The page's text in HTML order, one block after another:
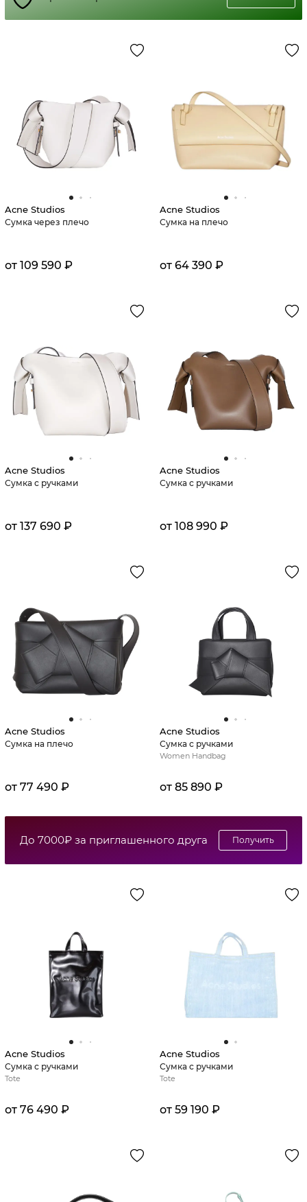
Acne Studios
Сумка через плечо
от 109 590 ₽
Acne Studios
Сумка на плечо
от 64 390 ₽
Acne Studios
Сумка с ручками
от 137 690 ₽
Acne Studios
Сумка с ручками
от 108 990 ₽
Acne Studios
Сумка на плечо
от 77 490 ₽
Acne Studios
Сумка с ручками
Women Handbag
от 85 890 ₽
До 7000₽ за приглашенного друга Получить
Acne Studios
Сумка с ручками
Tote
от 76 490 ₽
Acne Studios
Сумка с ручками
Tote
от 59 190 ₽